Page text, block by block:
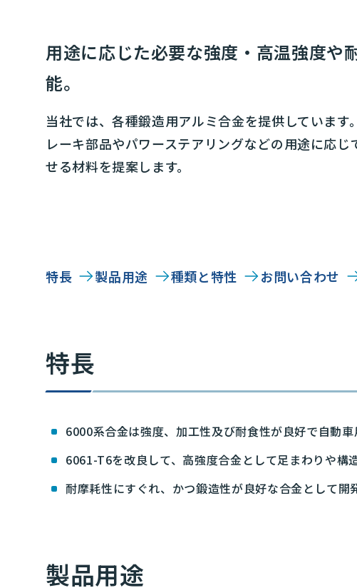
用途に応じた必要な強度・高温強度や
能。
当社では、各種鍛造用アルミ合金を提供していま
レーキ部品やパワーステアリングなどの用途に応
せる材料を提案します。
特長 製品用途 種類と特性 お問い合わせ
特長
6000系合金は強度、加工性及び耐食性が良好で自動車
6061-T6を改良して、高強度合金として足まわりや構
耐摩耗性にすぐれ、かつ鍛造性が良好な合金として開
製品用途